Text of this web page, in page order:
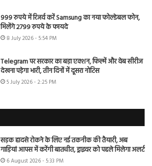
999 रुपये में रिजर्व करें Samsung का नया फोल्डेबल फोन,
मिलेंगे 2799 रुपये के फायदे
8 July 2026 - 5:54 PM
Telegram पर सरकार का बड़ा एक्शन, फिल्में और वेब सीरीज
देखना पड़ेगा भारी, तीन दिनों में दूसरा नोटिस
5 July 2026 - 2:25 PM
सड़क हादसे रोकने के लिए नई तकनीक की तैयारी, अब
गाड़ियां आपस में करेंगी बातचीत, ड्राइवर को पहले मिलेगा अलर्ट
6 August 2026 - 5:33 PM